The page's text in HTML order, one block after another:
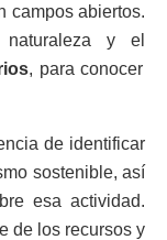
campos abiertos.
y el
, para conocer
de identificar
sostenible, así
esa actividad.
de los recursos y